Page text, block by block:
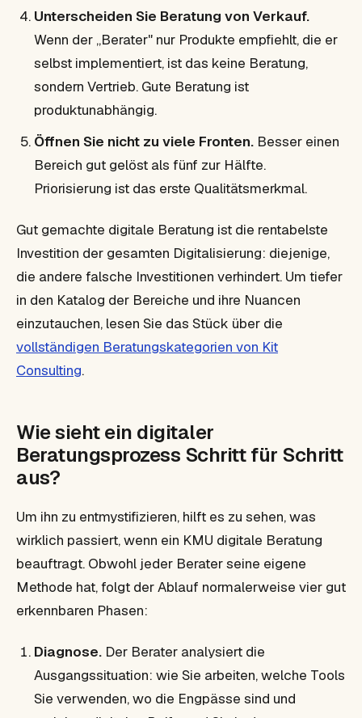
Unterscheiden Sie Beratung von Verkauf.
Wenn der „Berater" nur Produkte empfiehlt, die er
selbst implementiert, ist das keine Beratung,
sondern Vertrieb. Gute Beratung ist
produktunabhängig.
Öffnen Sie nicht zu viele Fronten. Besser einen
Bereich gut gelöst als fünf zur Hälfte.
Priorisierung ist das erste Qualitätsmerkmal.
Gut gemachte digitale Beratung ist die rentabelste
Investition der gesamten Digitalisierung: diejenige,
die andere falsche Investitionen verhindert. Um tiefer
in den Katalog der Bereiche und ihre Nuancen
einzutauchen, lesen Sie das Stück über die
vollständigen Beratungskategorien von Kit
Consulting.
Wie sieht ein digitaler
Beratungsprozess Schritt für Schritt
aus?
Um ihn zu entmystifizieren, hilft es zu sehen, was
wirklich passiert, wenn ein KMU digitale Beratung
beauftragt. Obwohl jeder Berater seine eigene
Methode hat, folgt der Ablauf normalerweise vier gut
erkennbaren Phasen:
Diagnose. Der Berater analysiert die
Ausgangssituation: wie Sie arbeiten, welche Tools
Sie verwenden, wo die Engpässe sind und